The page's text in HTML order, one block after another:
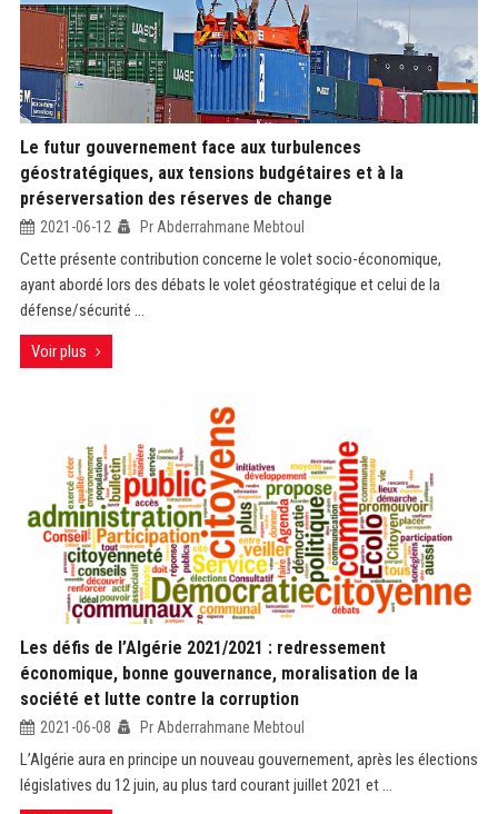
Le futur gouvernement face aux turbulences
géostratégiques, aux tensions budgétaires et à la
préserversation des réserves de change
2021-06-12 Pr Abderrahmane Mebtoul
Cette présente contribution concerne le volet socio-économique,
ayant abordé lors des débats le volet géostratégique et celui de la
défense/sécurité ...
Voir plus
Les défis de l’Algérie 2021/2021 : redressement
économique, bonne gouvernance, moralisation de la
société et lutte contre la corruption
2021-06-08 Pr Abderrahmane Mebtoul
L’Algérie aura en principe un nouveau gouvernement, après les élections
législatives du 12 juin, au plus tard courant juillet 2021 et ...